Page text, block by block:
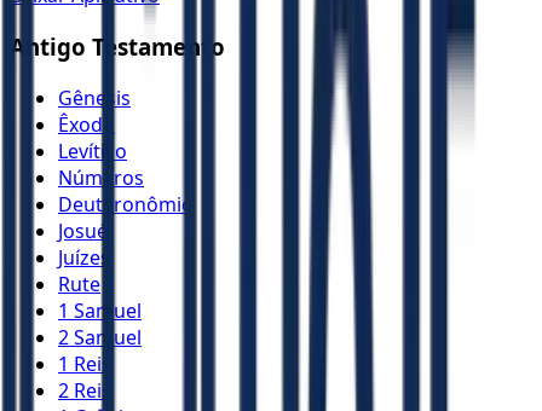
Antigo Testamento
Gênesis
Êxodo
Levítico
Números
Deuteronômio
Josué
Juízes
Rute
1 Samuel
2 Samuel
1 Reis
2 Reis